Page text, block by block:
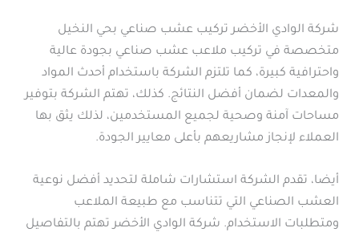
شركة الوادي الأخضر تركيب عشب صناعي بحي النخيل
متخصصة في تركيب ملاعب عشب صناعي بجودة عالية
واحترافية كبيرة، كما تلتزم الشركة باستخدام أحدث المواد
والمعدات لضمان أفضل النتائج. كذلك، تهتم الشركة بتوفير
مساحات آمنة وصحية لجميع المستخدمين، لذلك يثق بها
العملاء لإنجاز مشاريعهم بأعلى معايير الجودة.
أيضا، تقدم الشركة استشارات شاملة لتحديد أفضل نوعية
العشب الصناعي التي تتناسب مع طبيعة الملاعب
ومتطلبات الاستخدام. شركة الوادي الأخضر تهتم بالتفاصيل